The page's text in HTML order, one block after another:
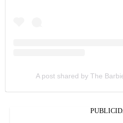
A post shared by The